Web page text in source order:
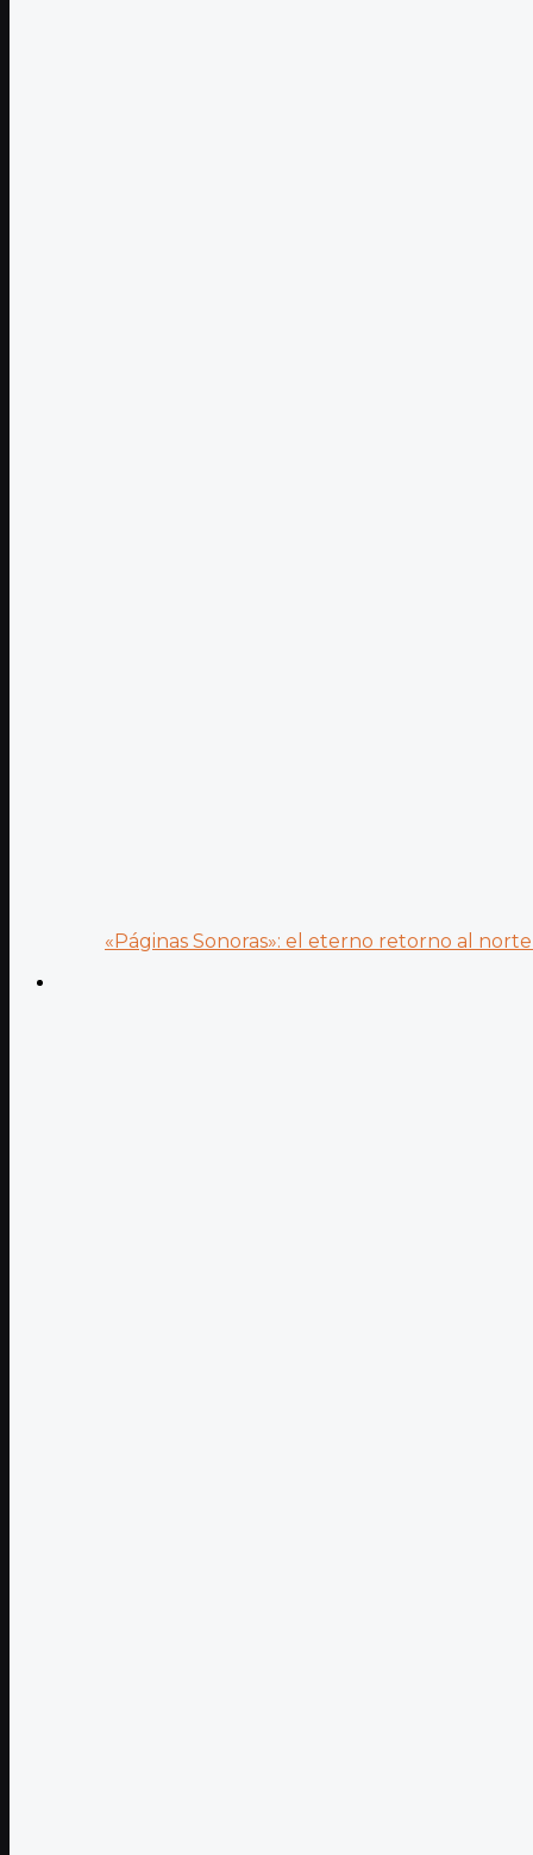
«Páginas Sonoras»: el eterno retorno al norte